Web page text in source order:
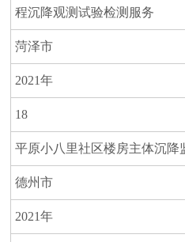
程沉降观测试验检测服务
菏泽市
2021年
18
平原小八里社区楼房主体沉降
德州市
2021年